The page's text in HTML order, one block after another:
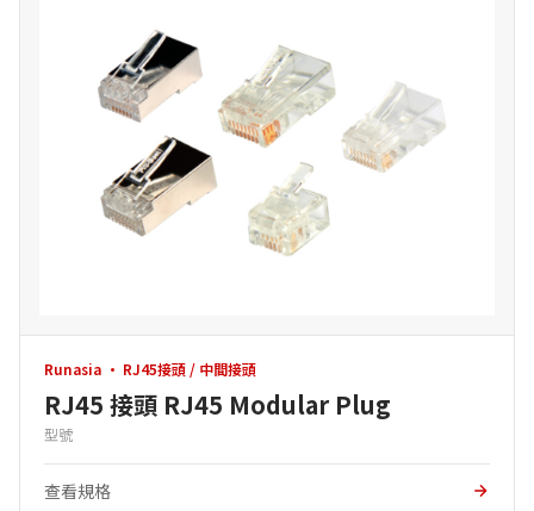
Runasia · RJ45接頭 / 中間接頭
RJ45 接頭 RJ45 Modular Plug
型號
查看規格